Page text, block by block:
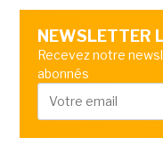
NEWSLETTER
Recevez notre
abonnés